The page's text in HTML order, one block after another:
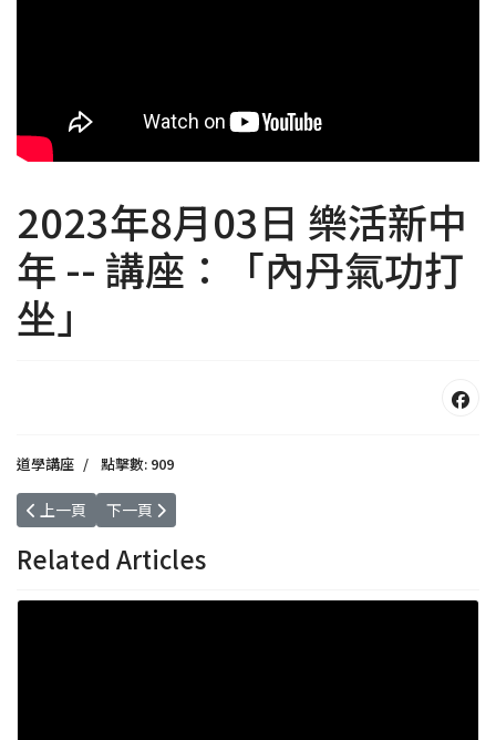
2023年8月03日 樂活新中
年 -- 講座：「內丹氣功打
坐」
道學講座 點擊數: 909
上一篇文章: 2023年8月03日 樂活新中年 -- 講座：「浮針舒緩關節痛
上一頁 下一篇文章: 2020年08月07日 黃金時代高峰會 -- 智齡抗
下一頁
Related Articles